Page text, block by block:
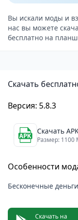
улиц.
Несколько
сложности.
Большой выбор
Прогрессия и
обгоны на
движение на
Деньги можно
становится
напряжёнными.
например,
Вы искали моды и
нас вы можете
бесплатно на
Скачать
Версия: 5.8.3
Скачать
Размер: 1100
Особенности
Бесконечные
Скачать на